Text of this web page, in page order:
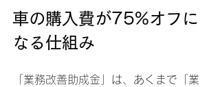
車の購入費が75%オフに
なる仕組み
「業務改善助成金」は、あくまで「業